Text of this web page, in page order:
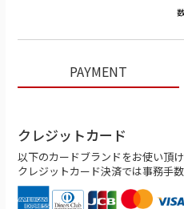
PAYMENT
クレジットカード
以下のカードブランドをお使い頂け
クレジットカード決済では事務手